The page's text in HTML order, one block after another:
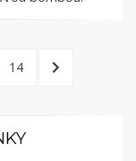
PAGE
14
NEXT